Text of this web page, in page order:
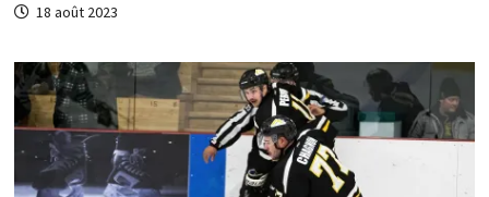
18 août 2023